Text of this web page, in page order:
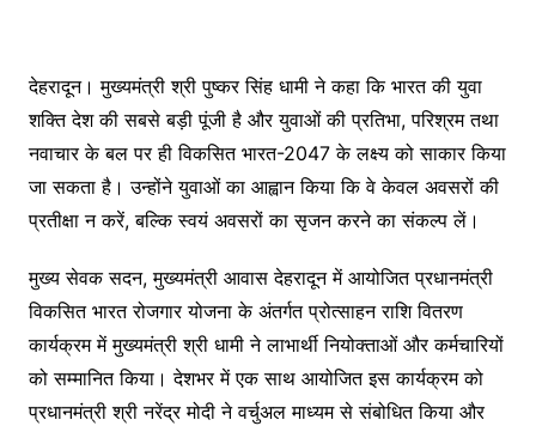
देहरादून। मुख्यमंत्री श्री पुष्कर सिंह धामी ने कहा कि भारत की युवा
शक्ति देश की सबसे बड़ी पूंजी है और युवाओं की प्रतिभा, परिश्रम तथा
नवाचार के बल पर ही विकसित भारत-2047 के लक्ष्य को साकार किया
जा सकता है। उन्होंने युवाओं का आह्वान किया कि वे केवल अवसरों की
प्रतीक्षा न करें, बल्कि स्वयं अवसरों का सृजन करने का संकल्प लें।
मुख्य सेवक सदन, मुख्यमंत्री आवास देहरादून में आयोजित प्रधानमंत्री
विकसित भारत रोजगार योजना के अंतर्गत प्रोत्साहन राशि वितरण
कार्यक्रम में मुख्यमंत्री श्री धामी ने लाभार्थी नियोक्ताओं और कर्मचारियों
को सम्मानित किया। देशभर में एक साथ आयोजित इस कार्यक्रम को
प्रधानमंत्री श्री नरेंद्र मोदी ने वर्चुअल माध्यम से संबोधित किया और